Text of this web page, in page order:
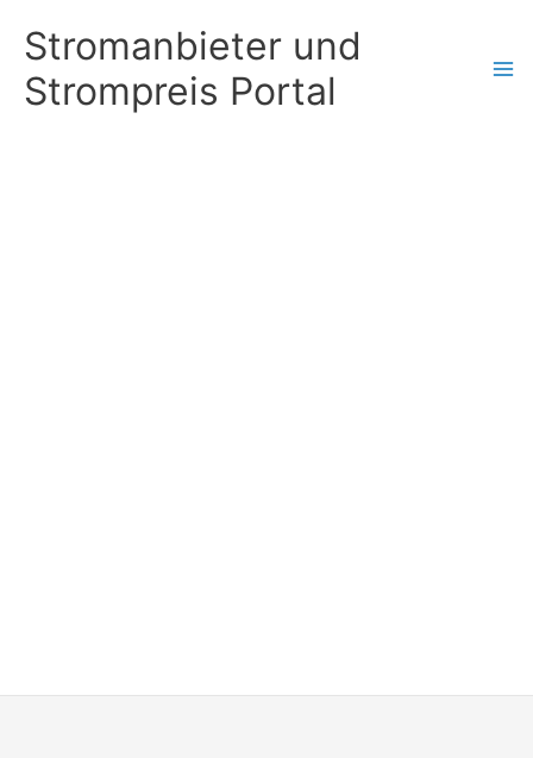
Inhalt
springen
Stromanbieter und
Strompreis Portal